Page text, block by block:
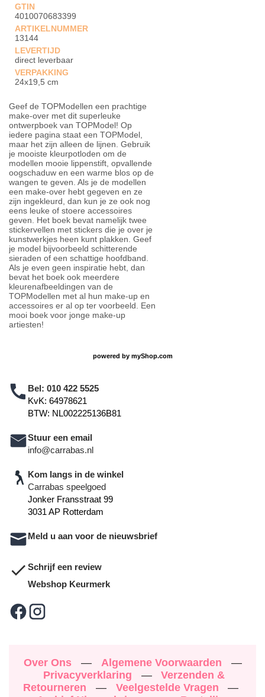
GTIN
4010070683399
ARTIKELNUMMER
13144
LEVERTIJD
direct leverbaar
VERPAKKING
24x19,5 cm
Geef de TOPModellen een prachtige
make-over met dit superleuke
ontwerpboek van TOPModel! Op
iedere pagina staat een TOPModel,
maar het zijn alleen de lijnen. Gebruik
je mooiste kleurpotloden om de
modellen mooie lippenstift, opvallende
oogschaduw en een warme blos op de
wangen te geven. Als je de modellen
een make-over hebt gegeven en ze
zijn ingekleurd, dan kun je ze ook nog
eens leuke of stoere accessoires
geven. Het boek bevat namelijk twee
stickervellen met stickers die je over je
kunstwerkjes heen kunt plakken. Geef
je model bijvoorbeeld schitterende
sieraden of een schattige hoofdband.
Als je even geen inspiratie hebt, dan
bevat het boek ook meerdere
kleurenafbeeldingen van de
TOPModellen met al hun make-up en
accessoires er al op ter voorbeeld. Een
mooi boek voor jonge make-up
artiesten!
powered by myShop.com
Bel: 010 422 5525
KvK: 64978621
BTW: NL002225136B81
Stuur een email
info@carrabas.nl
Kom langs in de winkel
Carrabas speelgoed
Jonker Fransstraat 99
3031 AP Rotterdam
Meld u aan voor de nieuwsbrief
Schrijf een review
Webshop Keurmerk
Over Ons — Algemene Voorwaarden
—
Privacyverklaring
—
Verzenden &
Retourneren
— Veelgestelde Vragen
—